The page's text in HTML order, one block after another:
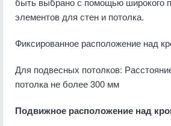
элементов для стен и потолка.
Фиксированное расположение над
Для подвесных потолков:
потолка не более 300 мм
Подвижное расположение над